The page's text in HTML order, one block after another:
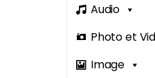
Audio
Photo et
Image